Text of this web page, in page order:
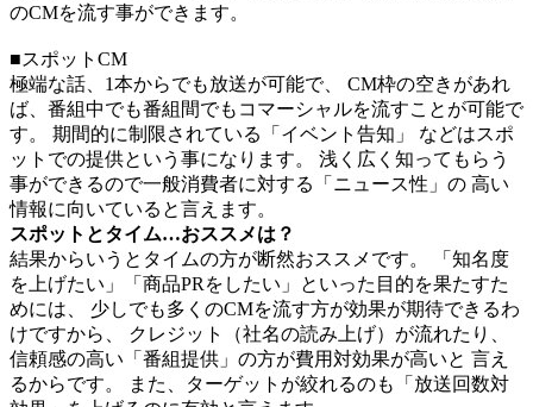
のCMを流す事ができます。
■スポットCM
極端な話、1本からでも放送が可能で、 CM枠の空きがあれ
ば、番組中でも番組間でもコマーシャルを流すことが可能で
す。 期間的に制限されている「イベント告知」 などはスポ
ットでの提供という事になります。 浅く広く知ってもらう
事ができるので一般消費者に対する「ニュース性」の 高い
情報に向いていると言えます。
スポットとタイム…おススメは？
結果からいうとタイムの方が断然おススメです。 「知名度
を上げたい」「商品PRをしたい」といった目的を果たすた
めには、 少しでも多くのCMを流す方が効果が期待できるわ
けですから、 クレジット（社名の読み上げ）が流れたり、
信頼感の高い「番組提供」の方が費用対効果が高いと 言え
るからです。 また、ターゲットが絞れるのも「放送回数対